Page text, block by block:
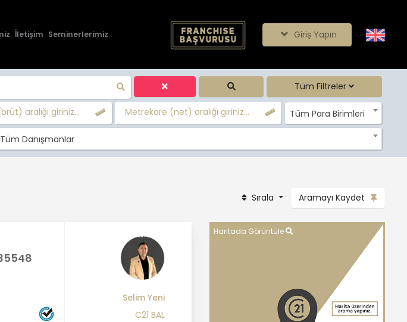
İletişim Seminerlerimiz Giriş Yapın
Tüm Filtreler
aralığı giriniz... Metrekare (net) aralığı giriniz... Tüm Para Birimleri
Tüm Danışmanlar
Sırala Aramayı Kaydet
Selim Yeni
C21 BAL
Haritada Görüntüle